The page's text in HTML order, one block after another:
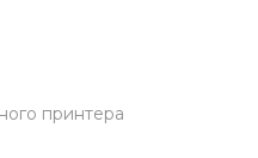
принтера